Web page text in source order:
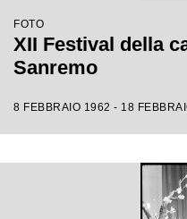
FOTO
XII Festival della
Sanremo
8 FEBBRAIO 1962 - 18